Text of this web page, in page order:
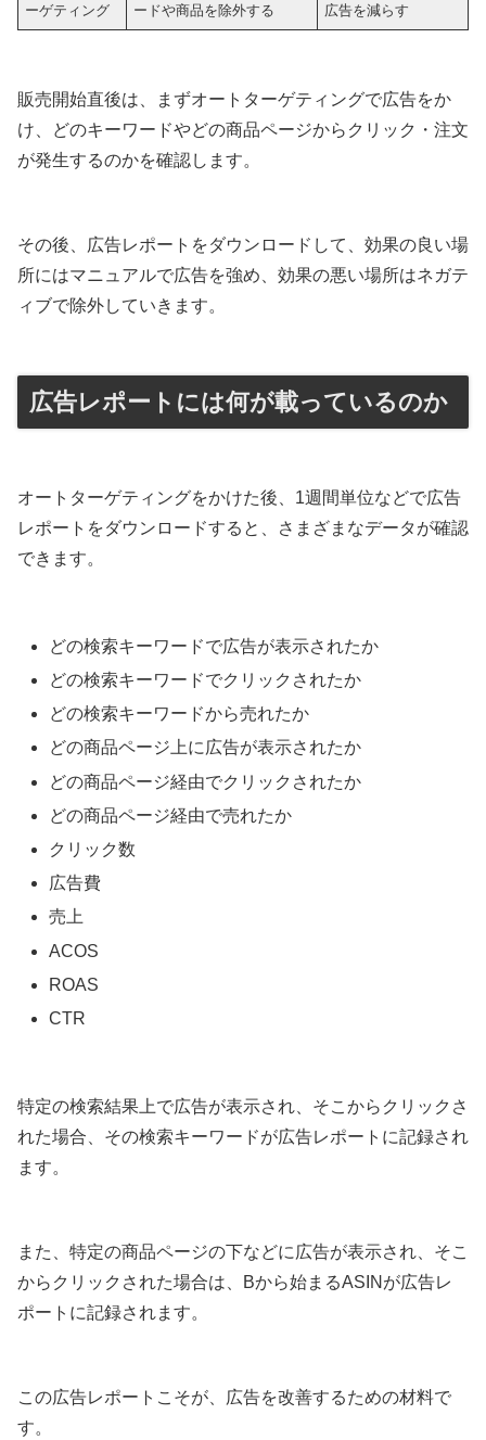
ーゲティング
ードや商品を除外する
広告を減らす
販売開始直後は、まずオートターゲティングで広告をか
け、どのキーワードやどの商品ページからクリック・注文
が発生するのかを確認します。
その後、広告レポートをダウンロードして、効果の良い場
所にはマニュアルで広告を強め、効果の悪い場所はネガテ
ィブで除外していきます。
広告レポートには何が載っているのか
オートターゲティングをかけた後、1週間単位などで広告
レポートをダウンロードすると、さまざまなデータが確認
できます。
どの検索キーワードで広告が表示されたか
どの検索キーワードでクリックされたか
どの検索キーワードから売れたか
どの商品ページ上に広告が表示されたか
どの商品ページ経由でクリックされたか
どの商品ページ経由で売れたか
クリック数
広告費
売上
ACOS
ROAS
CTR
特定の検索結果上で広告が表示され、そこからクリックさ
れた場合、その検索キーワードが広告レポートに記録され
ます。
また、特定の商品ページの下などに広告が表示され、そこ
からクリックされた場合は、Bから始まるASINが広告レ
ポートに記録されます。
この広告レポートこそが、広告を改善するための材料で
す。